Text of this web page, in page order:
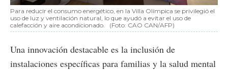
Para reducir el consumo energético, en la Villa Olímpica se privilegió el
uso de luz y ventilación natural, lo que ayudó a evitar el uso de
calefacción y aire acondicionado.
(Foto: CAO CAN/AFP)
Una innovación destacable es la inclusión de
instalaciones específicas para familias y la salud mental